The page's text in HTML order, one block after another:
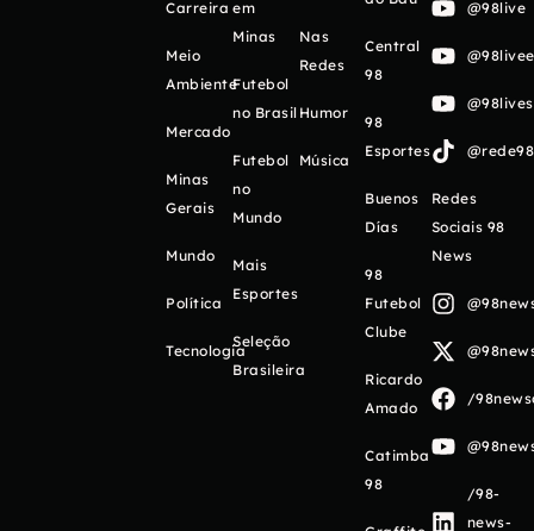
Carreira
Meio
Ambiente
Mercado
Minas
Gerais
Mundo
Política
Tecnologia
em
Minas
Futebol
no Brasil
Futebol
no
Mundo
Mais
Esportes
Seleção
Brasileira
Nas
Redes
Humor
Música
Central
98
98
Esportes
Buenos
Días
98
Futebol
Clube
Ricardo
Amado
Catimba
98
@98live
Redes
Sociais 98
News
/
/98-
news-